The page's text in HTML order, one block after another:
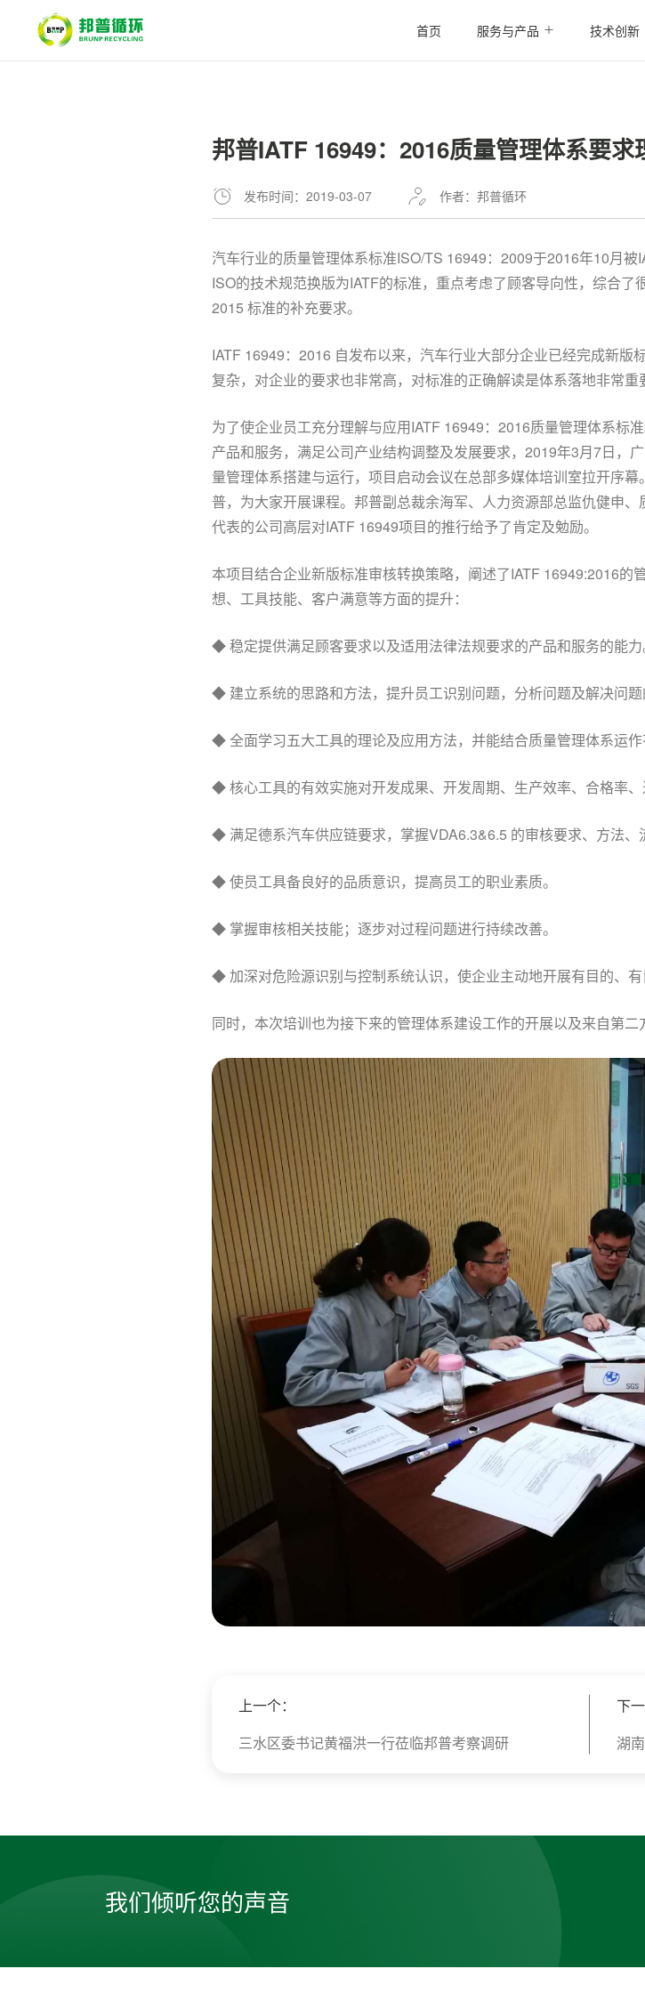
首页 服务与产品 技术创新
邦普IATF 16949：2016质量管理体系要
发布时间：2019-03-07 作者：邦普循环
汽车行业的质量管理体系标准ISO/TS 16949：2009于2016年10月
ISO的技术规范换版为IATF的标准，重点考虑了顾客导向性，综合了
2015 标准的补充要求。
IATF 16949：2016 自发布以来，汽车行业大部分企业已经完成新
复杂，对企业的要求也非常高，对标准的正确解读是体系落地非常重
为了使企业员工充分理解与应用IATF 16949：2016质量管理体系标
产品和服务，满足公司产业结构调整及发展要求，2019年3月7日，
量管理体系搭建与运行，项目启动会议在总部多媒体培训室拉开序
普，为大家开展课程。邦普副总裁余海军、人力资源部总监仇健申
代表的公司高层对IATF 16949项目的推行给予了肯定及勉励。
本项目结合企业新版标准审核转换策略，阐述了IATF 16949:2016的
想、工具技能、客户满意等方面的提升：
◆ 稳定提供满足顾客要求以及适用法律法规要求的产品和服务的能力
◆ 建立系统的思路和方法，提升员工识别问题，分析问题及解决问题
◆ 全面学习五大工具的理论及应用方法，并能结合质量管理体系运作
◆ 核心工具的有效实施对开发成果、开发周期、生产效率、合格率、
◆ 满足德系汽车供应链要求，掌握VDA6.3&6.5 的审核要求、方法、
◆ 使员工具备良好的品质意识，提高员工的职业素质。
◆ 掌握审核相关技能；逐步对过程问题进行持续改善。
◆ 加深对危险源识别与控制系统认识，使企业主动地开展有目的、有
同时，本次培训也为接下来的管理体系建设工作的开展以及来自第二
上一个：
三水区委书记黄福洪一行莅临邦普考察调研
下一
湖
我们倾听您的声音